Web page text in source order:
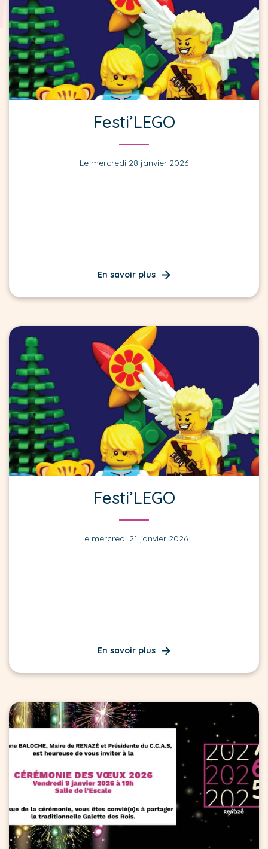
Festi’LEGO
Le mercredi 28 janvier 2026
En savoir plus
Festi’LEGO
Le mercredi 21 janvier 2026
En savoir plus